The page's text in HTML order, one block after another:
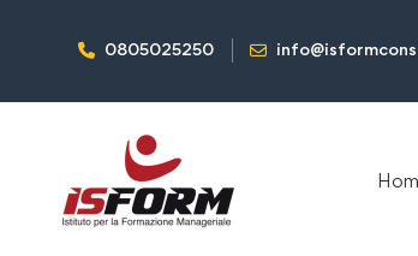
0805025250